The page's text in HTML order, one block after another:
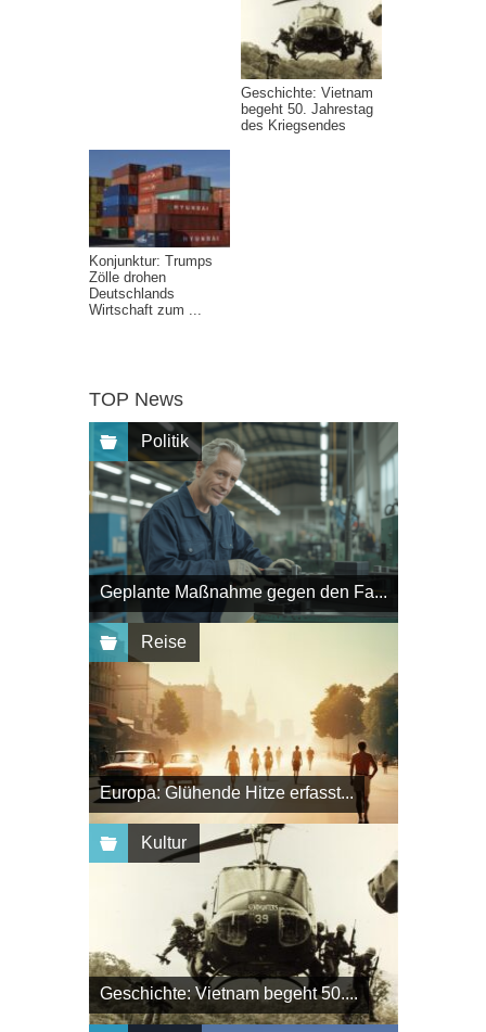
Geschichte: Vietnam
begeht 50. Jahrestag
des Kriegsendes
Konjunktur: Trumps
Zölle drohen
Deutschlands
Wirtschaft zum ...
TOP News
Politik
Geplante Maßnahme gegen den Fa...
Reise
Europa: Glühende Hitze erfasst...
Kultur
Geschichte: Vietnam begeht 50....